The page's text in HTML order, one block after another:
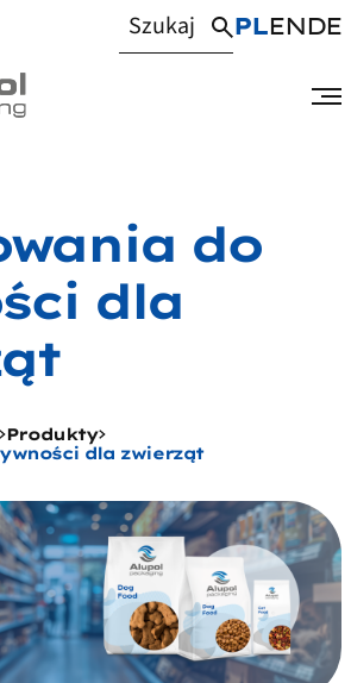
PLENDE
do
dla
Produkty
dla zwierząt